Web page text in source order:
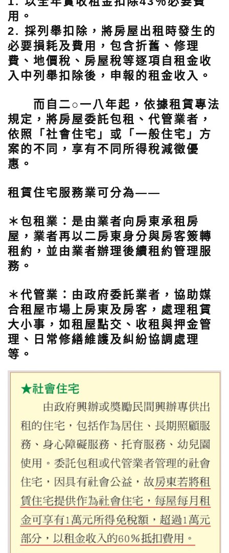
用。
2. 採列舉扣除，將房屋出租時發生的
必要損耗及費用，包含折舊、修理
費、地價稅、房屋稅等逐項自租金收
入中列舉扣除後，申報的租金收入。
而自二○一八年起，依據租賃專法
規定，將房屋委託包租、代管業者，
依照「社會住宅」或「一般住宅」方
案的不同，享有不同所得稅減徵優
惠。
租賃住宅服務業可分為——
＊ 包租業 ：是由業者向房東承租房
屋，業者再以二房東身分與房客簽轉
租約，並由業者辦理後續租約管理服
務。
＊ 代管業 ：由政府委託業者，協助媒
合租屋市場上房東及房客，處理租賃
大小事，如租屋點交、收租與押金管
理、日常修繕維護及糾紛協調處理
等。